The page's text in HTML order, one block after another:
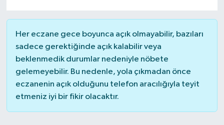
Her eczane gece boyunca açık olmayabilir, bazıları
sadece gerektiğinde açık kalabilir veya
beklenmedik durumlar nedeniyle nöbete
gelemeyebilir. Bu nedenle, yola çıkmadan önce
eczanenin açık olduğunu telefon aracılığıyla teyit
etmeniz iyi bir fikir olacaktır.
Yaşam